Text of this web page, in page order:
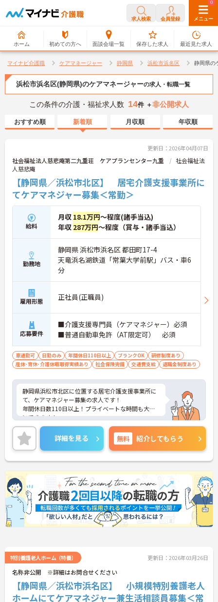
求人検索 会員登録 メニュー
ホーム 初めての方へ 面談会場一覧
0
保存した求人
0
最近見た求人
マイナビ介護職 ケアマネージャー 静岡県 浜松市浜名区 静岡県の
浜松市浜名区(静岡県)のケアマネージャーの求人・転職一覧
この条件の介護・福祉求人数 14件 ＋非公開求人
おすすめ順 新着順 月収順 年収順
更新日：2026年04月07日
社会福祉法人慈悲庵第二九重荘 ケアプランセンター九重
社会福祉法
人慈悲庵
【静岡県／浜松市北区】 居宅介護支援事業所に
てケアマネジャー募集＜常勤＞
給料
月収 18.1万円～程度(諸手当込)
年収 287万円～程度（賞与・諸手当込）
勤務地
静岡県 浜松市浜名区 都田町17-4
天竜浜名湖鉄道「常葉大学前駅」バス・車6
分
雇用形態 正社員(正職員)
応募要件
■介護支援専門員（ケアマネジャー）必須
■普通自動車免許（AT限定可） 必須
車通勤可 日勤のみ 年間休日110日以上 ブランクOK
研修制度あり
産休･育休･介護休暇取得実績あり
社会保険完備 交通費支給 退職金制度あり
静岡県浜松市北区に位置する居宅介護支援事業所に
て、ケアマネジャー募集の求人です！
年間休日数110日以上！プライベートな時間も大切
にできます！
賞与が高水準なのも嬉しいですね！
ご興味ある方には、面接対策ポイントなど、さらに
詳細をお話しいたしますのでお気軽にご相談くださ
い！
詳細を見る 無料 紹介してもらう
特別養護老人ホーム（特養） 更新日：2026年03月26日
名称非公開 ※詳細はお問合せください
【静岡県／浜松市浜名区】 小規模特別養護老人
ホームにてケアマネジャー兼生活相談員募集＜常